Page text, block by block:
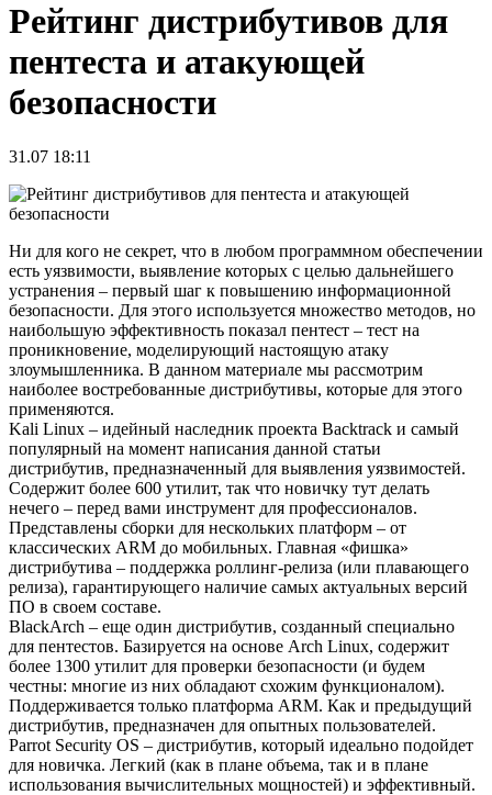
Рейтинг дистрибутивов для
пентеста и атакующей
безопасности
31.07 18:11
Ни для кого не секрет, что в любом программном обеспечении
есть уязвимости, выявление которых с целью дальнейшего
устранения – первый шаг к повышению информационной
безопасности. Для этого используется множество методов, но
наибольшую эффективность показал пентест – тест на
проникновение, моделирующий настоящую атаку
злоумышленника. В данном материале мы рассмотрим
наиболее востребованные дистрибутивы, которые для этого
применяются.
Kali Linux – идейный наследник проекта Backtrack и самый
популярный на момент написания данной статьи
дистрибутив, предназначенный для выявления уязвимостей.
Содержит более 600 утилит, так что новичку тут делать
нечего – перед вами инструмент для профессионалов.
Представлены сборки для нескольких платформ – от
классических ARM до мобильных. Главная «фишка»
дистрибутива – поддержка роллинг-релиза (или плавающего
релиза), гарантирующего наличие самых актуальных версий
ПО в своем составе.
BlackArch – еще один дистрибутив, созданный специально
для пентестов. Базируется на основе Arch Linux, содержит
более 1300 утилит для проверки безопасности (и будем
честны: многие из них обладают схожим функционалом).
Поддерживается только платформа ARM. Как и предыдущий
дистрибутив, предназначен для опытных пользователей.
Parrot Security OS – дистрибутив, который идеально подойдет
для новичка. Легкий (как в плане объема, так и в плане
использования вычислительных мощностей) и эффективный.